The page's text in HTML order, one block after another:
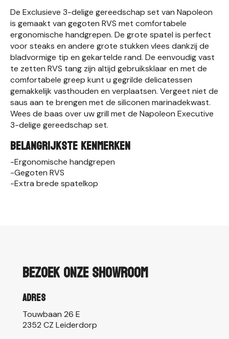
De Exclusieve 3-delige gereedschap set van Napoleon
is gemaakt van gegoten RVS met comfortabele
ergonomische handgrepen. De grote spatel is perfect
voor steaks en andere grote stukken vlees dankzij de
bladvormige tip en gekartelde rand. De eenvoudig vast
te zetten RVS tang zijn altijd gebruiksklaar en met de
comfortabele greep kunt u gegrilde delicatessen
gemakkelijk vasthouden en verplaatsen. Vergeet niet de
saus aan te brengen met de siliconen marinadekwast.
Wees de baas over uw grill met de Napoleon Executive
3-delige gereedschap set.
BELANGRIJKSTE KENMERKEN
-Ergonomische handgrepen
-Gegoten RVS
-Extra brede spatelkop
Bezoek onze showroom
Adres
Touwbaan 26 E
2352 CZ Leiderdorp